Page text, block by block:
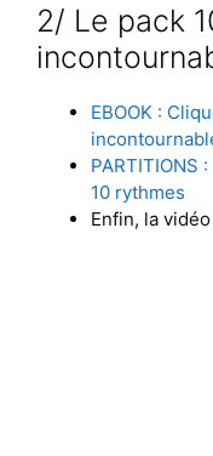
2/ Le pack
EBOOK :
PARTITIONS
10 rythmes
Enfin, la